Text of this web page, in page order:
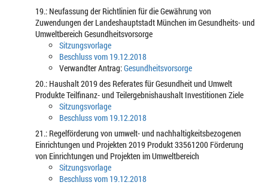
19.: Neufassung der Richtlinien für die Gewährung von
Zuwendungen der Landeshauptstadt München im Gesundheits- und
Umweltbereich Gesundheitsvorsorge
Sitzungsvorlage
Beschluss vom 19.12.2018
Verwandter Antrag:Gesundheitsvorsorge
20.: Haushalt 2019 des Referates für Gesundheit und Umwelt
Produkte Teilfinanz- und Teilergebnishaushalt Investitionen Ziele
Sitzungsvorlage
Beschluss vom 19.12.2018
21.: Regelförderung von umwelt- und nachhaltigkeitsbezogenen
Einrichtungen und Projekten 2019 Produkt 33561200 Förderung
von Einrichtungen und Projekten im Umweltbereich
Sitzungsvorlage
Beschluss vom 19.12.2018